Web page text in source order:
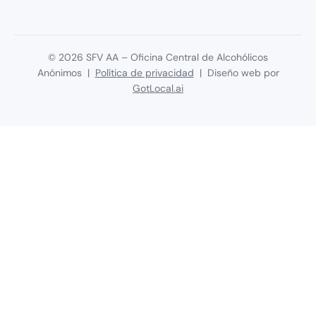
© 2026 SFV AA – Oficina Central de Alcohólicos
Anónimos | Política de privacidad | Diseño web por
GotLocal.ai